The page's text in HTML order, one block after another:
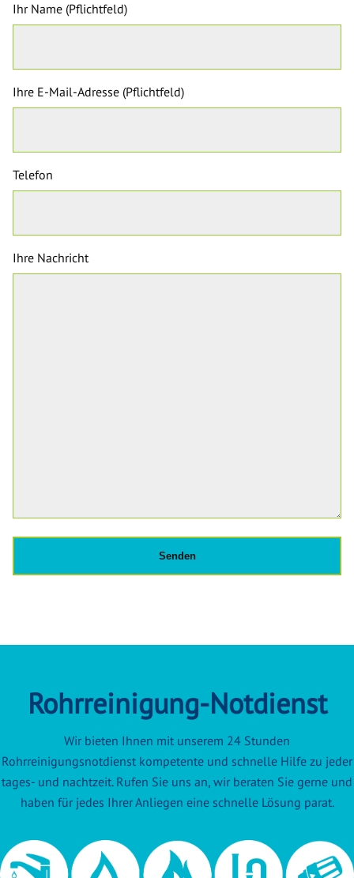
Ihr Name (Pflichtfeld)
Ihre E-Mail-Adresse (Pflichtfeld)
Telefon
Ihre Nachricht
Rohrreinigung-Notdienst
Wir bieten Ihnen mit unserem 24 Stunden
Rohrreinigungsnotdienst kompetente und schnelle Hilfe zu jeder
tages- und nachtzeit. Rufen Sie uns an, wir beraten Sie gerne und
haben für jedes Ihrer Anliegen eine schnelle Lösung parat.